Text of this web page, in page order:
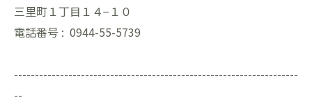
三里町１丁目１４−１０
電話番号 : 0944-55-5739
--------------------------------------------------------------------
--